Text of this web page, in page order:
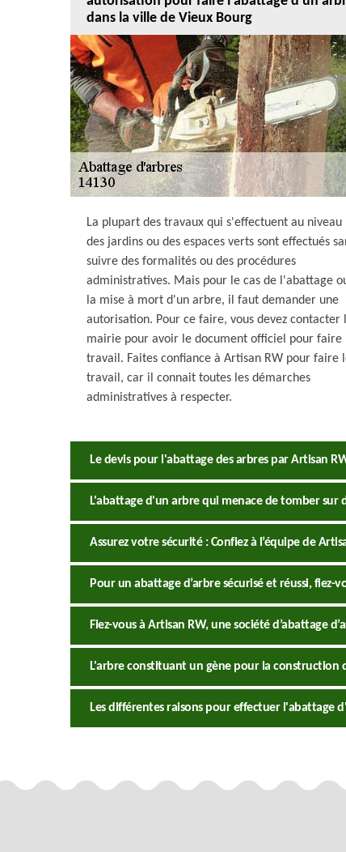
dans la ville de Vieux Bourg
La plupart des travaux qui s'effectuent au niveau
des jardins ou des espaces verts sont effectués
suivre des formalités ou des procédures
administratives. Mais pour le cas de l'abattage
la mise à mort d'un arbre, il faut demander une
autorisation. Pour ce faire, vous devez contacter
mairie pour avoir le document officiel pour faire
travail. Faites confiance à Artisan RW pour faire
travail, car il connait toutes les démarches
administratives à respecter.
Le devis pour l'abattage des arbres par Artisan
L'abattage d'un arbre qui menace de tomber sur
Assurez votre sécurité : Confiez à l’équipe de
Pour un abattage d’arbre sécurisé et réussi, fiez-
Fiez-vous à Artisan RW, une société d’abattage
L'arbre constituant un gène pour la
Les différentes raisons pour effectuer l'abattage